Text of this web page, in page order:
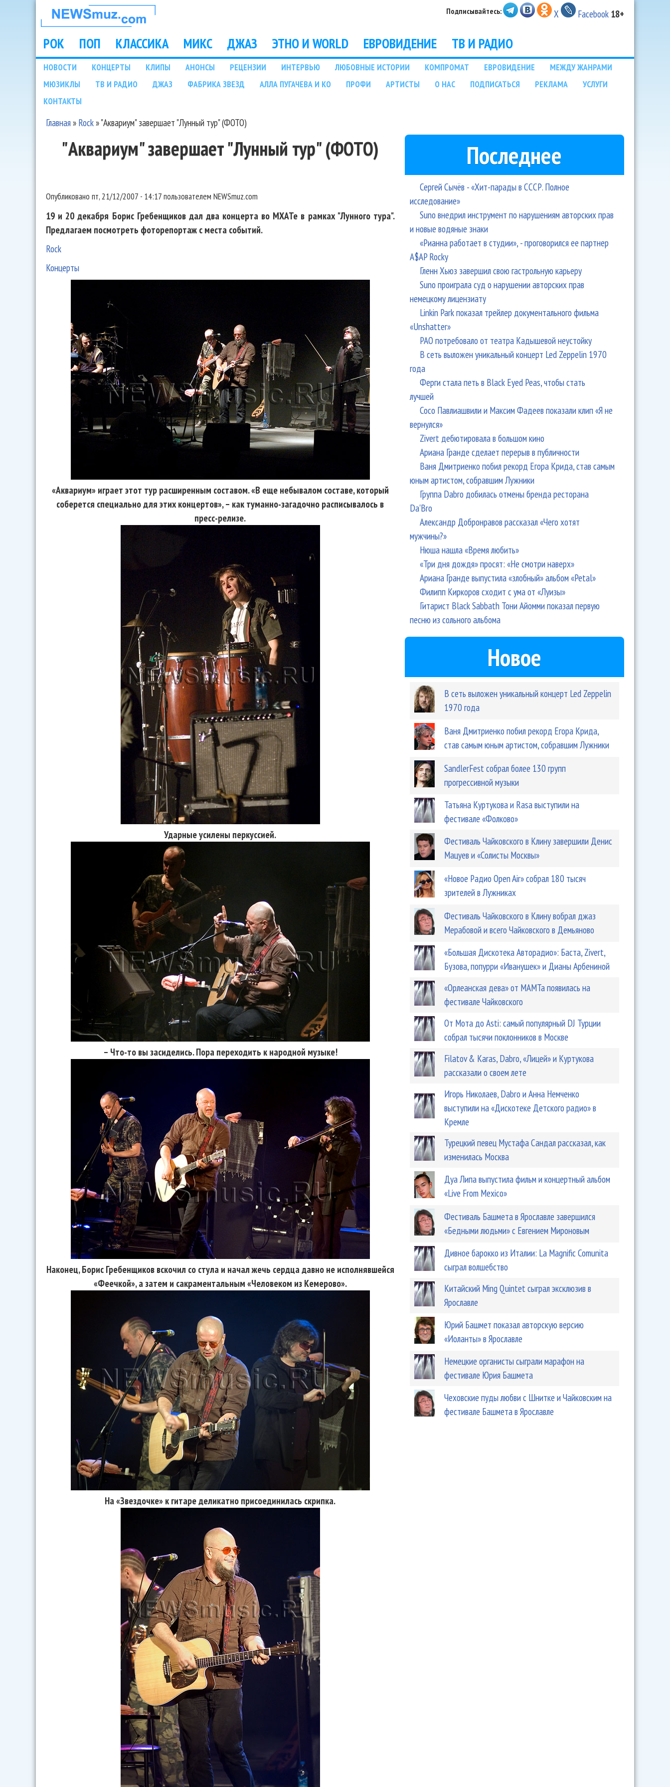
НОВОСТИ
МУЗЫКИ И
ШОУ БИЗНЕСА
NEWSMUZ.COM
Подписывайтесь: X Facebook 18+
Main menu
РОК ПОП КЛАССИКА МИКС ДЖАЗ ЭТНО И WORLD ЕВРОВИДЕНИЕ ТВ И РАДИО
Подразделы
НОВОСТИ КОНЦЕРТЫ КЛИПЫ АНОНСЫ РЕЦЕНЗИИ ИНТЕРВЬЮ ЛЮБОВНЫЕ ИСТОРИИ КОМПРОМАТ ЕВРОВИДЕНИЕ
МЕЖДУ ЖАНРАМИ
МЮЗИКЛЫ
ТВ И РАДИО ДЖАЗ ФАБРИКА ЗВЕЗД АЛЛА ПУГАЧЕВА И КО ПРОФИ АРТИСТЫ О НАС ПОДПИСАТЬСЯ РЕКЛАМА
УСЛУГИ
КОНТАКТЫ
Главная» Rock»"Аквариум" завершает "Лунный тур" (ФОТО)
"Аквариум" завершает "Лунный тур" (ФОТО)
Опубликовано пт, 21/12/2007 - 14:17пользователем NEWSmuz.com
19 и 20 декабря Борис Гребенщиков дал два концерта во МХАТе в рамках "Лунного тура".
Предлагаем посмотреть фоторепортаж с места событий.
Rock
Концерты
«Аквариум» играет этот тур расширенным составом. «В еще небывалом составе, который
соберется специально для этих концертов», – как туманно-загадочно расписывалось в
пресс-релизе.
Ударные усилены перкуссией.
– Что-то вы засиделись. Пора переходить к народной музыке!
Наконец, Борис Гребенщиков вскочил со стула и начал жечь сердца давно не исполнявшейся
«Феечкой», а затем и сакраментальным «Человеком из Кемерово».
На «Звездочке» к гитаре деликатно присоединилась скрипка.
Последнее
Сергей Сычёв - «Хит-парады в СССР. Полное
исследование»
Suno внедрил инструмент по нарушениям авторских прав
и новые водяные знаки
«Рианна работает в студии», - проговорился ее партнер
A$AP Rocky
Гленн Хьюз завершил свою гастрольную карьеру
Suno проиграла суд о нарушении авторских прав
немецкому лицензиату
Linkin Park показал трейлер документального фильма
«Unshatter»
РАО потребовало от театра Кадышевой неустойку
В сеть выложен уникальный концерт Led Zeppelin 1970
года
Ферги стала петь в Black Eyed Peas, чтобы стать
лучшей
Сосо Павлиашвили и Максим Фадеев показали клип «Я не
вернулся»
Zivert дебютировала в большом кино
Ариана Гранде сделает перерыв в публичности
Ваня Дмитриенко побил рекорд Егора Крида, став самым
юным артистом, собравшим Лужники
Группа Dabro добилась отмены бренда ресторана
Da'Bro
Александр Добронравов рассказал «Чего хотят
мужчины?»
Нюша нашла «Время любить»
«Три дня дождя» просят: «Не смотри наверх»
Ариана Гранде выпустила «злобный» альбом «Petal»
Филипп Киркоров сходит с ума от «Луизы»
Гитарист Black Sabbath Тони Айомми показал первую
песню из сольного альбома
Новое
В сеть выложен уникальный концерт Led Zeppelin
1970 года
Ваня Дмитриенко побил рекорд Егора Крида,
став самым юным артистом, собравшим Лужники
SandlerFest собрал более 130 групп
прогрессивной музыки
Татьяна Куртукова и Rasa выступили на
фестивале «Фолково»
Фестиваль Чайковского в Клину завершили Денис
Мацуев и «Солисты Москвы»
«Новое Радио Open Air» собрал 180 тысяч
зрителей в Лужниках
Фестиваль Чайковского в Клину вобрал джаз
Мерабовой и всего Чайковского в Демьяново
«Большая Дискотека Авторадио»: Баста, Zivert,
Бузова, попурри «Иванушек» и Дианы Арбениной
«Орлеанская дева» от МАМТа появилась на
фестивале Чайковского
От Мота до Asti: самый популярный DJ Турции
собрал тысячи поклонников в Москве
Filatov & Karas, Dabro, «Лицей» и Куртукова
рассказали о своем лете
Игорь Николаев, Dabro и Анна Немченко
выступили на «Дискотеке Детского радио» в
Кремле
Турецкий певец Мустафа Сандал рассказал, как
изменилась Москва
Дуа Липа выпустила фильм и концертный альбом
«Live From Mexico»
Фестиваль Башмета в Ярославле завершился
«Бедными людьми» с Евгением Мироновым
Дивное барокко из Италии: La Magnific Comunita
сыграл волшебство
Китайский Ming Quintet сыграл эксклюзив в
Ярославле
Юрий Башмет показал авторскую версию
«Иоланты» в Ярославле
Немецкие органисты сыграли марафон на
фестивале Юрия Башмета
Чеховские пуды любви с Шнитке и Чайковским на
фестивале Башмета в Ярославле